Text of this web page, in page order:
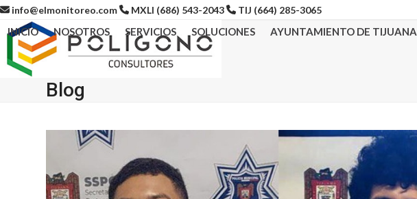
Skip
content
info@elmonitoreo.com MXLI (686) 543-2043 TIJ (664) 285-3065
INICIO NOSOTROS SERVICIOS SOLUCIONES AYUNTAMIENTO DE TIJUANA
Blog